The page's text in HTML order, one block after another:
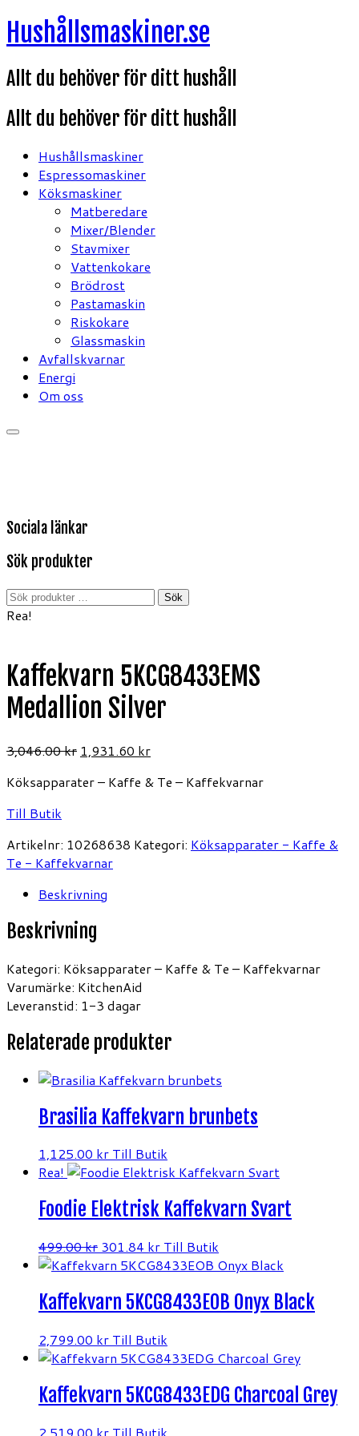
Hoppa
till
Hushållsmaskiner.se
Allt du behöver för ditt hushåll
Allt du behöver för ditt hushåll
Hushållsmaskiner
Espressomaskiner
Köksmaskiner
Matberedare
Mixer/Blender
Stavmixer
Vattenkokare
Brödrost
Pastamaskin
Riskokare
Glassmaskin
Avfallskvarnar
Energi
Om oss
Sociala länkar
Sök produkter
Sök
efter:
Sök
Rea!
Kaffekvarn 5KCG8433EMS
Medallion Silver
3,046.00kr Det
priset
1,931.60 krDet
priset
Köksapparater – Kaffe & Te – Kaffekvarnar
Till Butik
Artikelnr: 10268638 Kategori: Köksapparater - Kaffe &
Te - Kaffekvarnar
Beskrivning
Beskrivning
Kategori: Köksapparater – Kaffe & Te – Kaffekvarnar
Varumärke: KitchenAid
Leveranstid: 1-3 dagar
Relaterade produkter
Brasilia Kaffekvarn brunbets
1,125.00 kr Till Butik
Rea!
Foodie Elektrisk Kaffekvarn Svart
499.00kr Det
ursprungliga
var:
301.84 krDet
nuvarande
är:
Till Butik
Kaffekvarn 5KCG8433EOB Onyx Black
2,799.00 kr Till Butik
Kaffekvarn 5KCG8433EDG Charcoal Grey
2,519.00 kr Till Butik